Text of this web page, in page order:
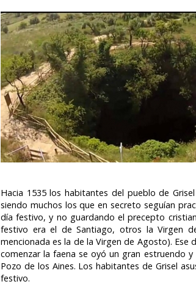
Hacia 1535 los habitantes del pueblo de
siendo muchos los que en secreto seguían
día festivo, y no guardando el precepto
festivo era el de Santiago, otros la Virgen
mencionada es la de la Virgen de Agosto).
comenzar la faena se oyó un gran estruendo
Pozo de los Aines. Los habitantes de Grisel
festivo.